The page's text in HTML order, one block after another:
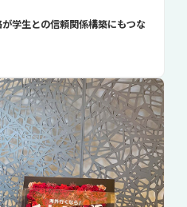
学生との信頼関係構築にもつな